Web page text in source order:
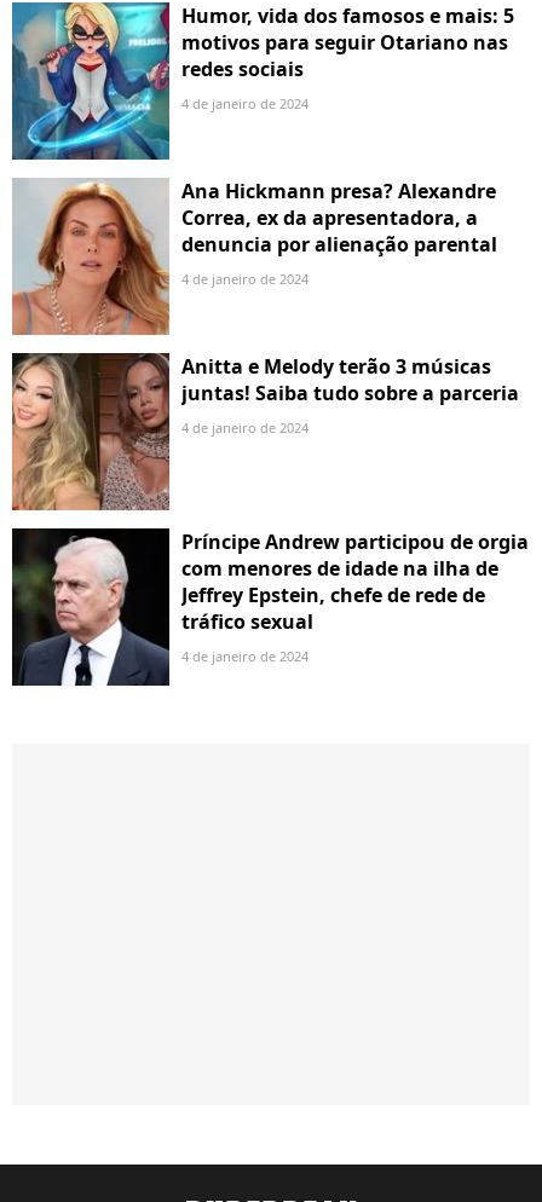
Humor, vida dos famosos e mais: 5
motivos para seguir Otariano nas
redes sociais
4 de janeiro de 2024
Ana Hickmann presa? Alexandre
Correa, ex da apresentadora, a
denuncia por alienação parental
4 de janeiro de 2024
Anitta e Melody terão 3 músicas
juntas! Saiba tudo sobre a parceria
4 de janeiro de 2024
Príncipe Andrew participou de orgia
com menores de idade na ilha de
Jeffrey Epstein, chefe de rede de
tráfico sexual
4 de janeiro de 2024